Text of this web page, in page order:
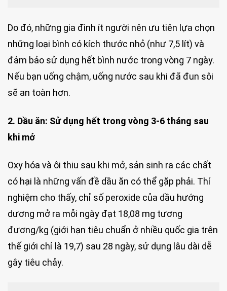
Do đó, những gia đình ít người nên ưu tiên lựa chọn
những loại bình có kích thước nhỏ (như 7,5 lít) và
đảm bảo sử dụng hết bình nước trong vòng 7 ngày.
Nếu bạn uống chậm, uống nước sau khi đã đun sôi
sẽ an toàn hơn.
2. Dầu ăn: Sử dụng hết trong vòng 3-6 tháng sau
khi mở
Oxy hóa và ôi thiu sau khi mở, sản sinh ra các chất
có hại là những vấn đề dầu ăn có thể gặp phải. Thí
nghiệm cho thấy, chỉ số peroxide của dầu hướng
dương mở ra mỗi ngày đạt 18,08 mg tương
đương/kg (giới hạn tiêu chuẩn ở nhiều quốc gia trên
thế giới chỉ là 19,7) sau 28 ngày, sử dụng lâu dài dễ
gây tiêu chảy.